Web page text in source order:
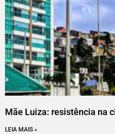
Mãe Luiza: resistência na
LEIA MAIS »